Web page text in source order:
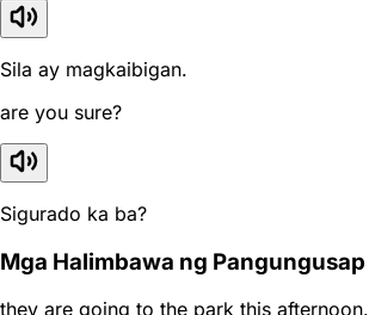
Sila ay magkaibigan.
are you sure?
Sigurado ka ba?
Mga Halimbawa ng Pangungusap
they are going to the park this afternoon.